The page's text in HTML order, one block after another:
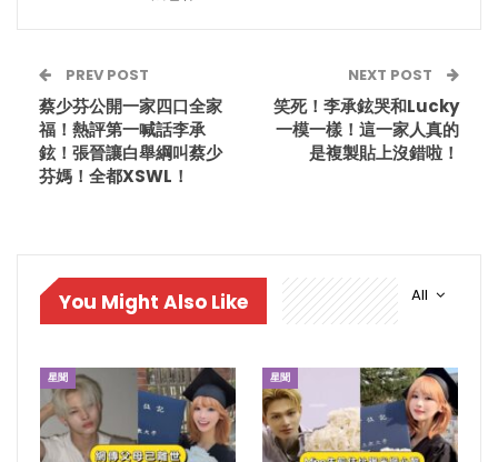
PREV POST
蔡少芬公開一家四口全家
福！熱評第一喊話李承
鉉！張晉讓白舉綱叫蔡少
芬媽！全都XSWL！
NEXT POST
笑死！李承鉉哭和Lucky
一模一樣！這一家人真的
是複製貼上沒錯啦！
All
You Might Also Like
星聞 星聞